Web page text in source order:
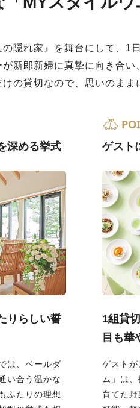
の隠れ家』を舞台にして、1
が新郎新婦に真摯に向き合
けの貸切なので、思いのまま
深める挙式
りらしい誓
は、ベールダ
い合う温かな
ふたりの理想
ゲスト
1組貸
目も華
ゲスト
ム」は
育てた